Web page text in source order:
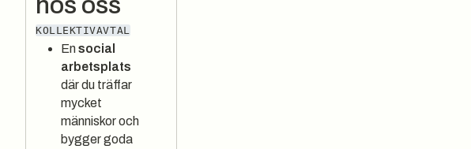
hos oss
KOLLEKTIVAVTAL
Ensocial
arbetsplats
där du träffar
mycket
människor och
bygger goda